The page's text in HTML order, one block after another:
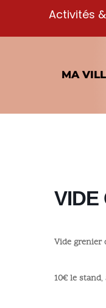
Activités
MA
VIDE
Vide grenier
10€ le stand,